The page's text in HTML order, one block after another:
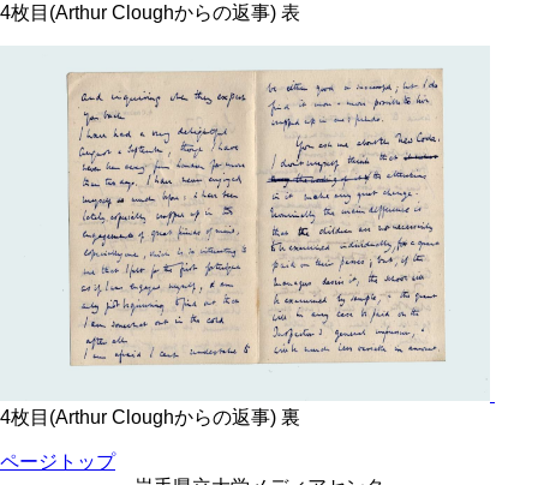
4枚目(Arthur Cloughからの返事) 表
4枚目(Arthur Cloughからの返事) 裏
ページトップ